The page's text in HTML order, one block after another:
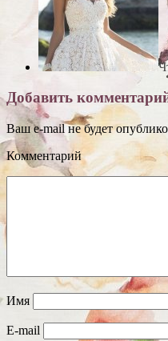
Добавить
Ваш e-mail не будет
Комментарий
Имя
E-mail